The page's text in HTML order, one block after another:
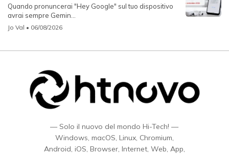
Quando pronuncerai "Hey Google" sul tuo dispositivo
avrai sempre Gemin...
Jo Val • 06/08/2026
— Solo il nuovo del mondo Hi-Tech! —
Windows, macOS, Linux, Chromium,
Android, iOS, Browser, Internet, Web, App,